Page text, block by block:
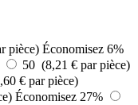
pièce) Économisez 6%
50 (8,21 € par pièce)
€ par pièce)
Économisez 27%